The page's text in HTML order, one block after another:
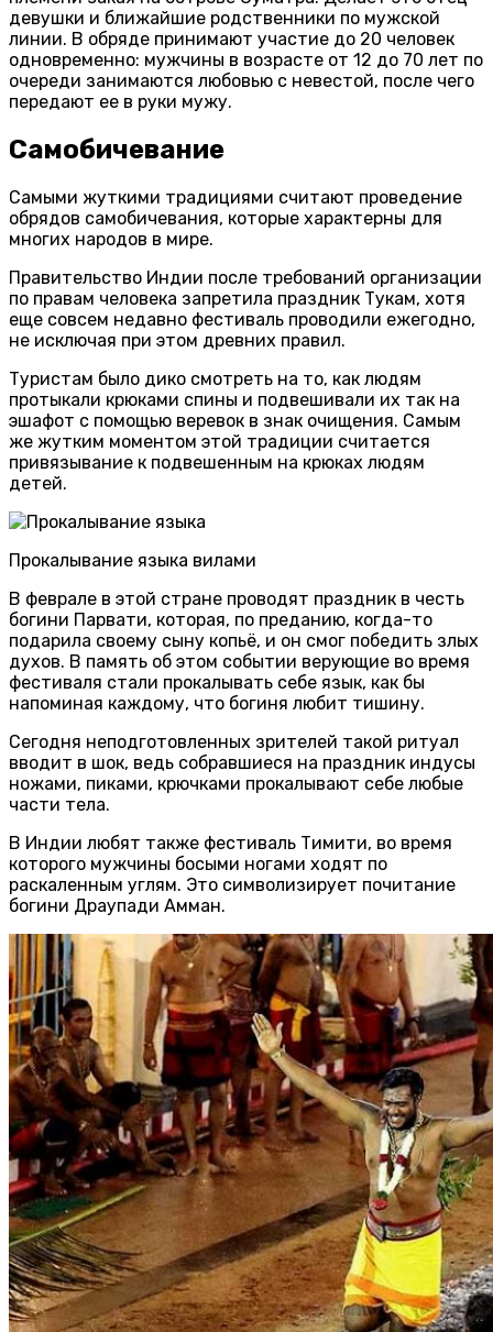
девушки и ближайшие родственники по мужской
линии. В обряде принимают участие до 20 человек
одновременно: мужчины в возрасте от 12 до 70 лет по
очереди занимаются любовью с невестой, после чего
передают ее в руки мужу.
Самобичевание
Самыми жуткими традициями считают проведение
обрядов самобичевания, которые характерны для
многих народов в мире.
Правительство Индии после требований организации
по правам человека запретила праздник Тукам, хотя
еще совсем недавно фестиваль проводили ежегодно,
не исключая при этом древних правил.
Туристам было дико смотреть на то, как людям
протыкали крюками спины и подвешивали их так на
эшафот с помощью веревок в знак очищения. Самым
же жутким моментом этой традиции считается
привязывание к подвешенным на крюках людям
детей.
Прокалывание языка вилами
В феврале в этой стране проводят праздник в честь
богини Парвати, которая, по преданию, когда-то
подарила своему сыну копьё, и он смог победить злых
духов. В память об этом событии верующие во время
фестиваля стали прокалывать себе язык, как бы
напоминая каждому, что богиня любит тишину.
Сегодня неподготовленных зрителей такой ритуал
вводит в шок, ведь собравшиеся на праздник индусы
ножами, пиками, крючками прокалывают себе любые
части тела.
В Индии любят также фестиваль Тимити, во время
которого мужчины босыми ногами ходят по
раскаленным углям. Это символизирует почитание
богини Драупади Амман.